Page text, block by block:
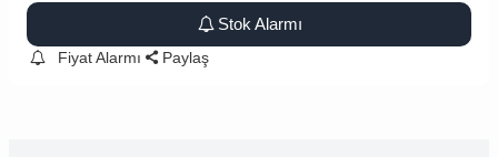
Stok Alarmı
Fiyat Alarmı Paylaş